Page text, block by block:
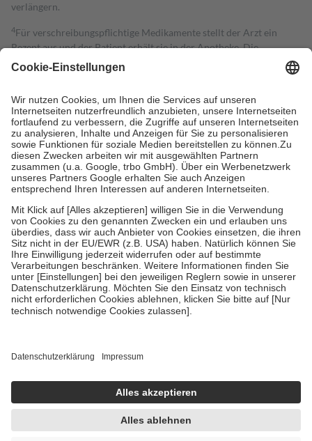
verlängern.
4Für verschreibungspflichtige Medikamente stellt der Arzt ein
Rezept aus und der Patient erhält sie in der Apotheke. Die
gesetzliche Krankenversicherung übernimmt in der Regel die
Kosten dafür, der Versicherte trägt einen Teil davon als Zuzahlung
Grundsätzlich leisten Mitglieder Zuzahlungen in Höhe von zehn
Prozent des Abgabepreises,mindestens jedochfünf Euround
höchstens zehn Euro.Es sind jedoch nie mehr als die tatsächlichen
Kosten der Leistung zu entrichten.
Diese Regeln gelten grundsätzlich auch für Online-Apotheken.
Bei Heilmitteln und häuslicher Krankenpflege beträgt die
Zuzahlung zehn Prozent der Kosten sowie zehn Euro je
Verordnung.
Um das Engagement der Versicherten für ihre eigene Gesundheit zu
stärken und die besondere Stellung der Familie zu unterstützen,
fallenkeine Zuzahlungenan bei:
• Kindern und Jugendlichen bis zum vollendeten 18. Lebensjahr
mit Ausnahme der Fahrkosten
• Untersuchungen zur Vorsorge und Früherkennung, die von der
GKV getragen werden
Einholung von Bewertungen. Trusted Shops hat Maßnahmen
getroffen, um sicherzustellen, dass es sich um echte Bewertungen
handelt. Mehr Informationen findest du hier:
https://help.etrusted.com/hc/de/articles/4419944605341